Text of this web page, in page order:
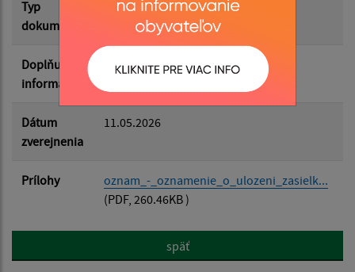
Typ
dokumentu
Uložené zásielky
Doplňujúce
informácie
Dátum
zverejnenia
11.05.2026
Prílohy
oznam_-_oznamenie_o_ulozeni_zasielk...
(PDF, 260.46KB )
späť